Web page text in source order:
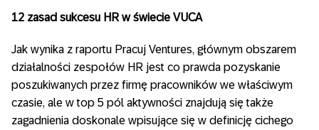
12 zasad sukcesu HR w świecie VUCA
Jak wynika z raportu Pracuj Ventures, głównym obszarem
działalności zespołów HR jest co prawda pozyskanie
poszukiwanych przez firmę pracowników we właściwym
czasie, ale w top 5 pól aktywności znajdują się także
zagadnienia doskonale wpisujące się w definicję cichego